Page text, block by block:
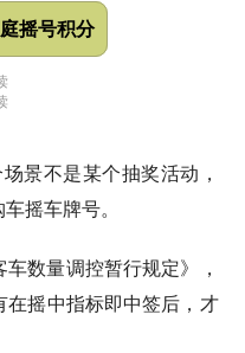
摇号积分
景不是某个抽奖活动，
摇车牌号。
数量调控暂行规定》，
在摇中指标即中签后，才